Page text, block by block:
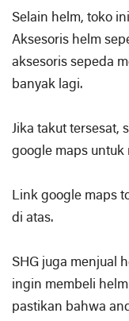
Selain helm, toko
Aksesoris helm
aksesoris sepeda
banyak lagi.
Jika takut tersesat,
google maps untuk
Link google maps
di atas.
SHG juga menjual
ingin membeli
pastikan bahwa